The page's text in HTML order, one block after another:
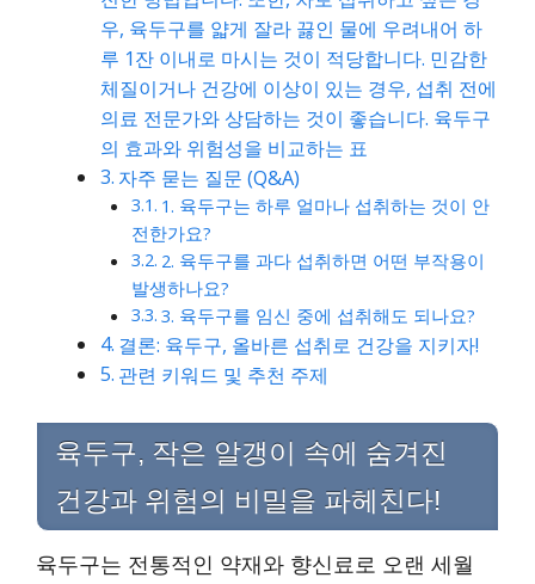
우, 육두구를 얇게 잘라 끓인 물에 우려내어 하
루 1잔 이내로 마시는 것이 적당합니다. 민감한
체질이거나 건강에 이상이 있는 경우, 섭취 전에
의료 전문가와 상담하는 것이 좋습니다. 육두구
의 효과와 위험성을 비교하는 표
자주 묻는 질문 (Q&A)
1. 육두구는 하루 얼마나 섭취하는 것이 안
전한가요?
2. 육두구를 과다 섭취하면 어떤 부작용이
발생하나요?
3. 육두구를 임신 중에 섭취해도 되나요?
결론: 육두구, 올바른 섭취로 건강을 지키자!
관련 키워드 및 추천 주제
육두구, 작은 알갱이 속에 숨겨진
건강과 위험의 비밀을 파헤친다!
육두구는 전통적인 약재와 향신료로 오랜 세월